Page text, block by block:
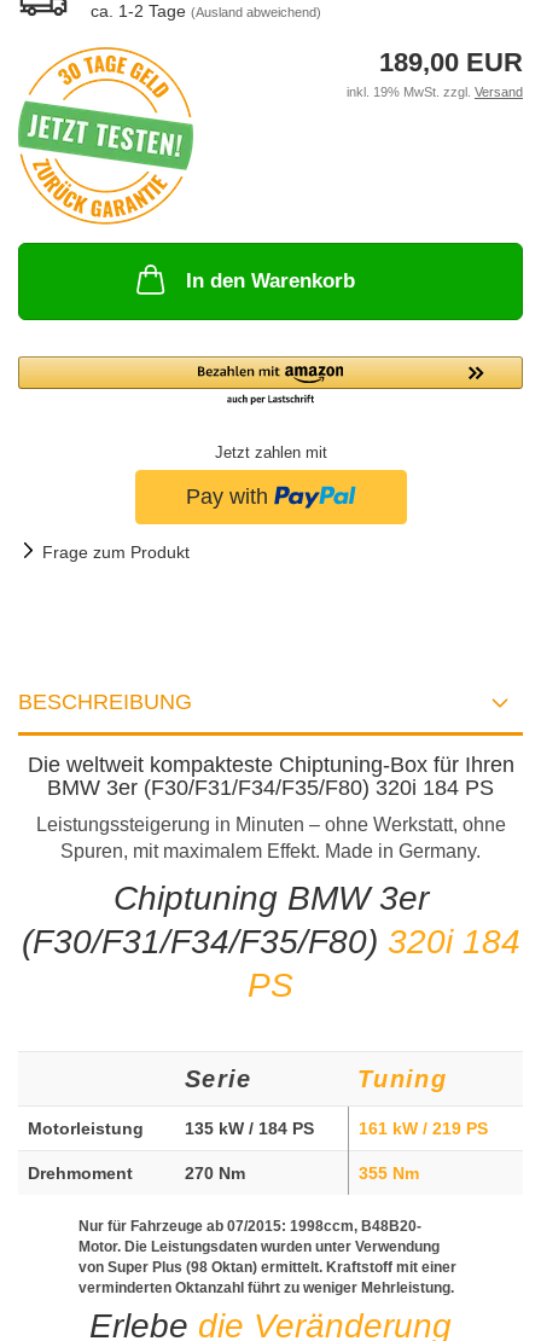
ca. 1-2 Tage (Ausland abweichend)
189,00 EUR
inkl. 19% MwSt. zzgl. Versand
In den Warenkorb
Jetzt zahlen mit
Frage zum Produkt
BESCHREIBUNG
Die weltweit kompakteste Chiptuning-Box für Ihren
BMW 3er (F30/F31/F34/F35/F80) 320i 184 PS
Leistungssteigerung in Minuten – ohne Werkstatt, ohne
Spuren, mit maximalem Effekt. Made in Germany.
Chiptuning BMW 3er
(F30/F31/F34/F35/F80) 320i 184
PS
Serie Tuning
Motorleistung 135 kW / 184 PS 161 kW / 219 PS
Drehmoment 270 Nm 355 Nm
Nur für Fahrzeuge ab 07/2015: 1998ccm, B48B20-
Motor. Die Leistungsdaten wurden unter Verwendung
von Super Plus (98 Oktan) ermittelt. Kraftstoff mit einer
verminderten Oktanzahl führt zu weniger Mehrleistung.
Erlebe die Veränderung